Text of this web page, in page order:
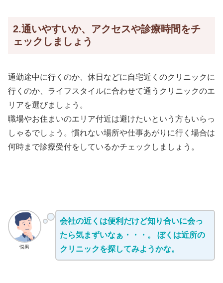
2.通いやすいか、アクセスや診療時間をチ
ェックしましょう
通勤途中に行くのか、休日などに自宅近くのクリニックに
行くのか、ライフスタイルに合わせて通うクリニックのエ
リアを選びましょう。
職場やお住まいのエリア付近は避けたいという方もいらっ
しゃるでしょう。慣れない場所や仕事あがりに行く場合は
何時まで診療受付をしているかチェックしましょう。
悩男
会社の近くは便利だけど知り合いに会っ
たら気まずいなぁ・・・。 ぼくは近所の
クリニックを探してみようかな。